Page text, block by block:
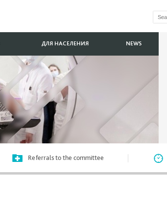
ДЛЯ НАСЕЛЕНИЯ NEWS
Referrals to the committee